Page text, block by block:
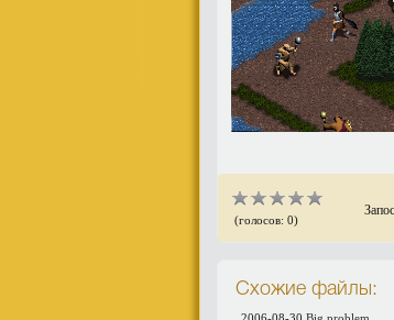
(голосов: 0)
Схожие файлы: